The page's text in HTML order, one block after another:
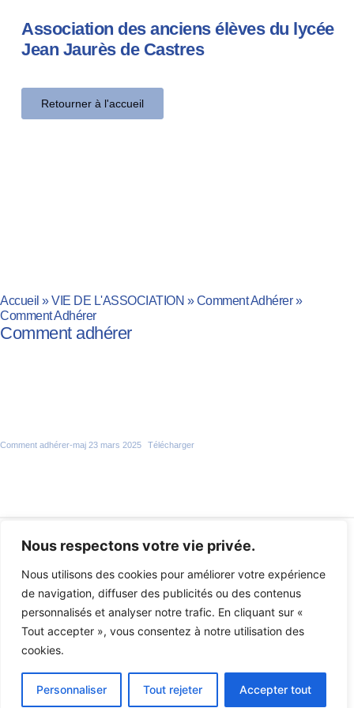
Nous respectons votre vie privée.
Nous utilisons des cookies pour améliorer votre expérience
de navigation, diffuser des publicités ou des contenus
personnalisés et analyser notre trafic. En cliquant sur «
Tout accepter », vous consentez à notre utilisation des
cookies.
Personnaliser Tout rejeter Accepter tout
Association des anciens élèves du lycée
Jean Jaurès de Castres
Retourner à l'accueil
Accueil »VIE DE L'ASSOCIATION »Comment Adhérer»
Comment Adhérer
Comment adhérer
Comment adhérer-maj 23 mars 2025 Télécharger
Politique de cookies
Politique de confidentialité
Retourner à l'accueil
Association des anciens élèves du lycée Jean Jaures de Castres © 2024 -